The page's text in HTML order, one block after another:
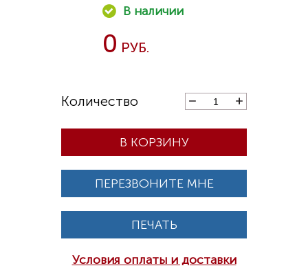
0
В КОРЗИНУ
ПЕРЕЗВОНИТЕ МНЕ
ПЕЧАТЬ
Условия оплаты и доставки